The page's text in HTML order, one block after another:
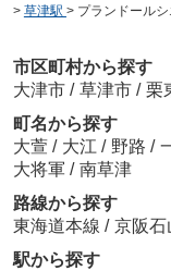
> 草津駅 > プランドール
市区町村から探す
大津市 / 草津市 / 栗
町名から探す
大萱 / 大江 / 野路 /
大将軍 / 南草津
路線から探す
東海道本線 / 京阪石
駅から探す